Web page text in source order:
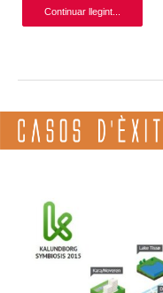
Continuar llegint...